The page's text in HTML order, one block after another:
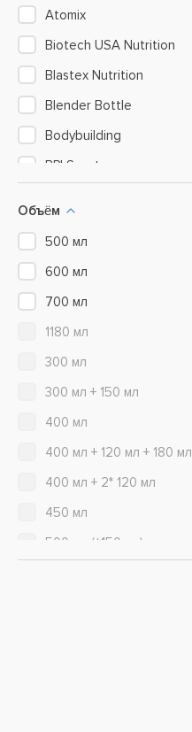
Atomix
Biotech USA Nutrition
Blastex Nutrition
Blender Bottle
Bodybuilding
BPI Sports
Muscle Pharm
Объём
500 мл
600 мл
700 мл
1180 мл
300 мл
300 мл + 150 мл
400 мл
400 мл + 120 мл + 180 мл
400 мл + 2* 120 мл
450 мл
500 мл (+150 мл)